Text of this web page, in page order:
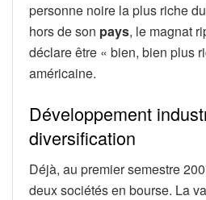
personne noire la plus riche
hors de son pays, le magnat
déclare être « bien, bien plus
américaine.
Développement
diversification
Déjà, au premier semestre
deux sociétés en bourse. La